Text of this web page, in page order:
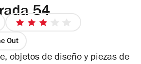
54
3
Out
objetos de diseño y piezas de